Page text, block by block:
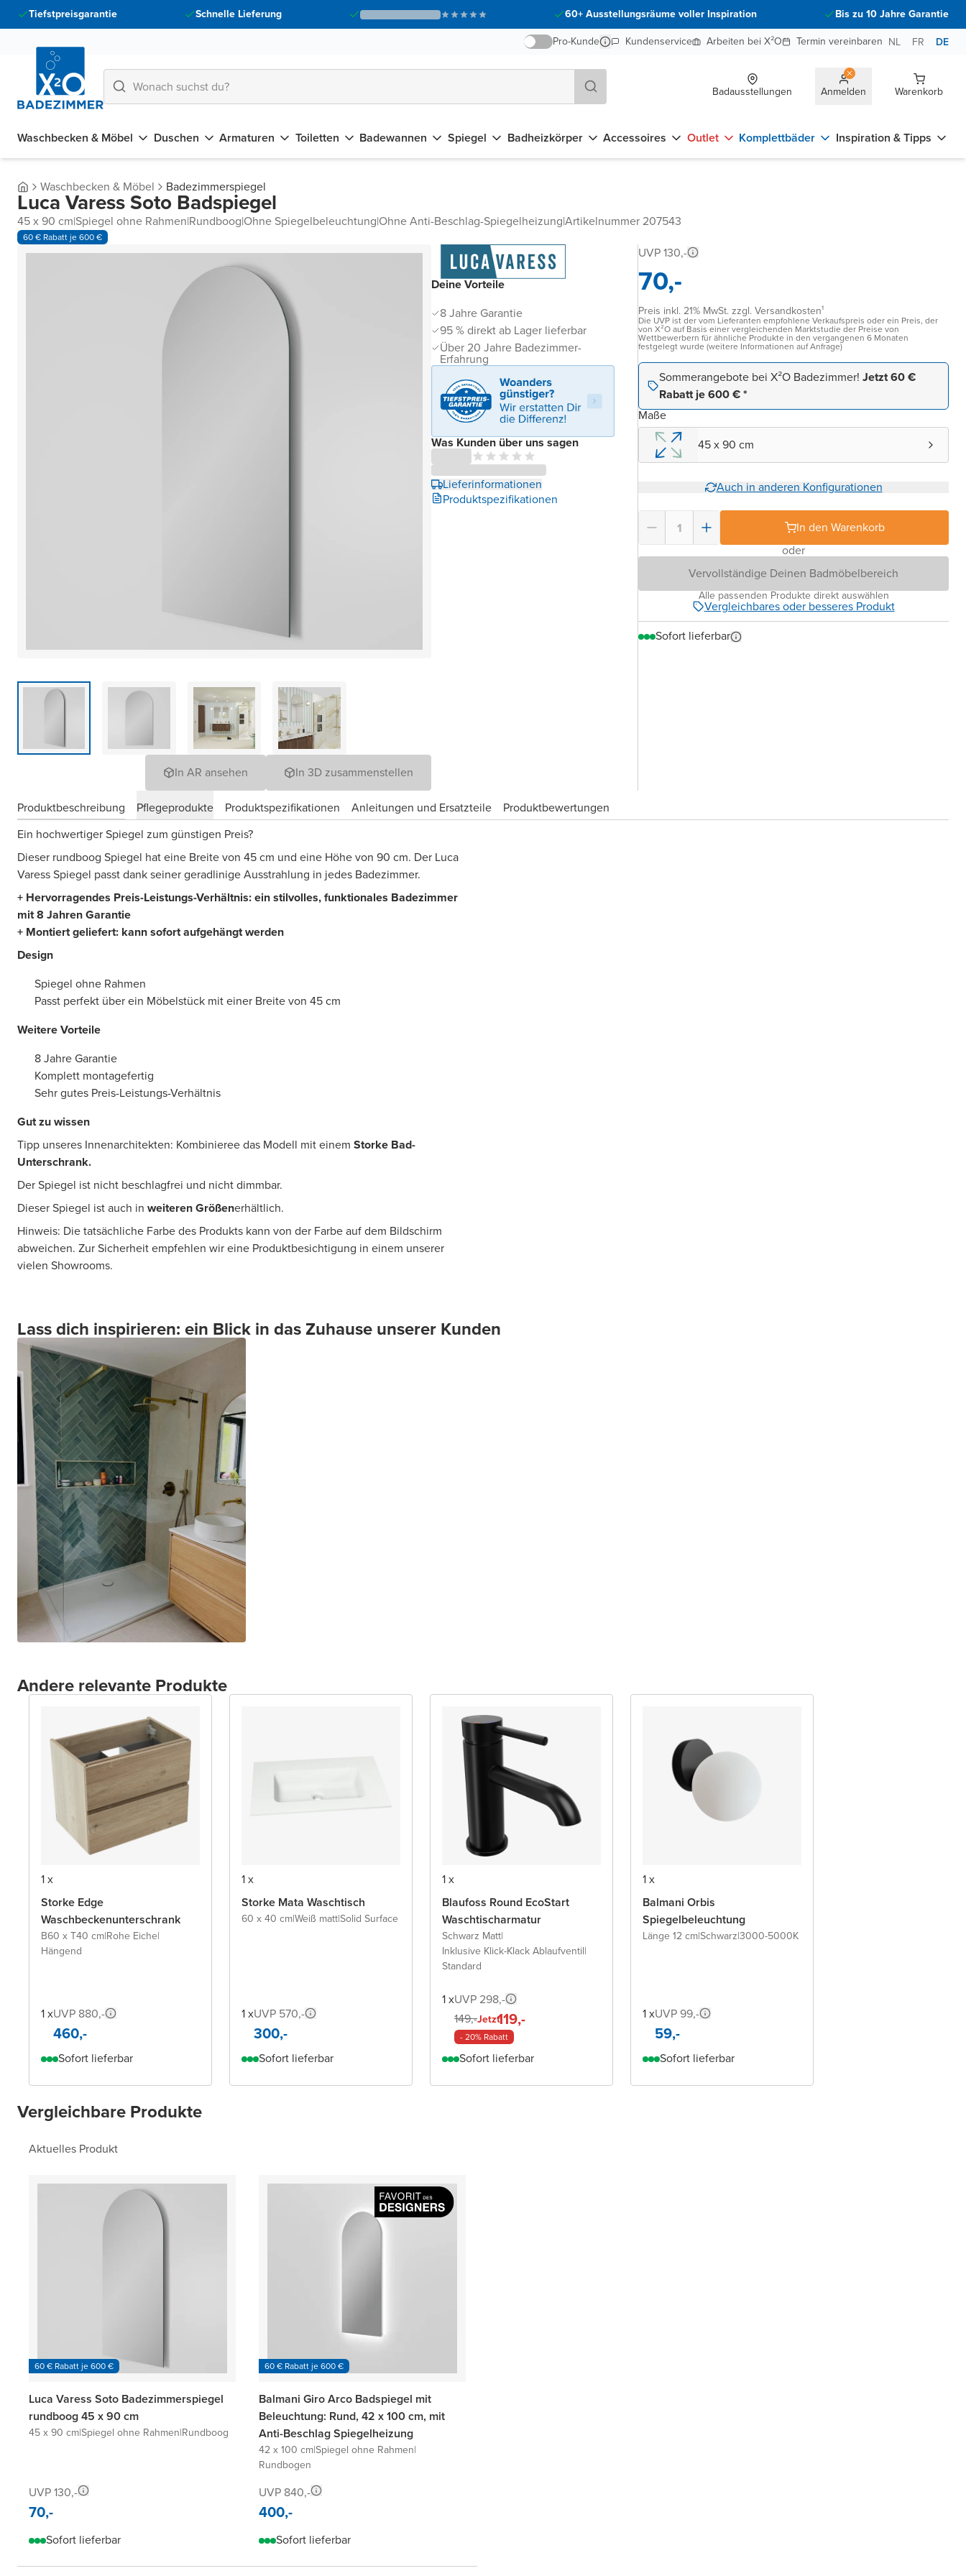
Tiefstpreisgarantie Schnelle Lieferung 60+ Ausstellungsräume voller Inspiration
Bis zu 10 Jahre Garantie
Pro-Kunde
Kundenservice Arbeiten bei X²O Termin vereinbaren NL FR DE
Badausstellungen Anmelden Warenkorb
Waschbecken & Möbel Duschen Armaturen Toiletten Badewannen Spiegel Badheizkörper Accessoires Outlet Komplettbäder Inspiration & Tipps
Waschbecken & Möbel Badezimmerspiegel
Luca Varess Soto Badspiegel
45 x 90 cm|Spiegel ohne Rahmen|Rundboog|Ohne Spiegelbeleuchtung|Ohne Anti-Beschlag-Spiegelheizung|Artikelnummer 207543
60 € Rabatt je 600 €
In AR ansehen In 3D zusammenstellen
Deine Vorteile
8 Jahre Garantie
95 % direkt ab Lager lieferbar
Über 20 Jahre Badezimmer-
Erfahrung
Was Kunden über uns sagen
Lieferinformationen
Produktspezifikationen
UVP 130,-
70,-
Preis inkl. 21% MwSt. zzgl. Versandkosten¹
Die UVP ist der vom Lieferanten empfohlene Verkaufspreis oder ein Preis, der
von X²O auf Basis einer vergleichenden Marktstudie der Preise von
Wettbewerbern für ähnliche Produkte in den vergangenen 6 Monaten
festgelegt wurde (weitere Informationen auf Anfrage)
Sommerangebote bei X²O Badezimmer! Jetzt 60 €
Rabatt je 600 € *
Maße
45 x 90 cm
Auch in anderen Konfigurationen
In den Warenkorb
oder
Vervollständige Deinen Badmöbelbereich
Alle passenden Produkte direkt auswählen
Vergleichbares oder besseres Produkt
Sofort lieferbar
Produktbeschreibung Pflegeprodukte Produktspezifikationen Anleitungen und Ersatzteile
Produktbewertungen
Ein hochwertiger Spiegel zum günstigen Preis?
Dieser rundboog Spiegel hat eine Breite von 45 cm und eine Höhe von 90 cm. Der Luca
Varess Spiegel passt dank seiner geradlinige Ausstrahlung in jedes Badezimmer.
+ Hervorragendes Preis-Leistungs-Verhältnis: ein stilvolles, funktionales Badezimmer
mit 8 Jahren Garantie
+ Montiert geliefert: kann sofort aufgehängt werden
Design
Spiegel ohne Rahmen
Passt perfekt über ein Möbelstück mit einer Breite von 45 cm
Weitere Vorteile
8 Jahre Garantie
Komplett montagefertig
Sehr gutes Preis-Leistungs-Verhältnis
Gut zu wissen
Tipp unseres Innenarchitekten: Kombinieree das Modell mit einem Storke Bad-
Unterschrank.
Der Spiegel ist nicht beschlagfrei und nicht dimmbar.
Dieser Spiegel ist auch in weiteren Größenerhältlich.
Hinweis: Die tatsächliche Farbe des Produkts kann von der Farbe auf dem Bildschirm
abweichen. Zur Sicherheit empfehlen wir eine Produktbesichtigung in einem unserer
vielen Showrooms.
Lass dich inspirieren: ein Blick in das Zuhause unserer Kunden
Andere relevante Produkte
1 x
Storke Edge
Waschbeckenunterschrank
B60 x T40 cm|Rohe Eiche|
Hängend
1 xUVP 880,-
460,-
Sofort lieferbar
1 x
Storke Mata Waschtisch
60 x 40 cm|Weiß matt|Solid Surface
1 xUVP 570,-
300,-
Sofort lieferbar
1 x
Blaufoss Round EcoStart
Waschtischarmatur
Schwarz Matt|
Inklusive Klick-Klack Ablaufventil|
Standard
1 xUVP 298,-
149,-Jetzt119,-
- 20% Rabatt
Sofort lieferbar
1 x
Balmani Orbis
Spiegelbeleuchtung
Länge 12 cm|Schwarz|3000-5000K
1 xUVP 99,-
59,-
Sofort lieferbar
Vergleichbare Produkte
Aktuelles Produkt
60 € Rabatt je 600 €
Luca Varess Soto Badezimmerspiegel
rundboog 45 x 90 cm
45 x 90 cm|Spiegel ohne Rahmen|Rundboog
UVP 130,-
70,-
Sofort lieferbar
60 € Rabatt je 600 €
Balmani Giro Arco Badspiegel mit
Beleuchtung: Rund, 42 x 100 cm, mit
Anti-Beschlag Spiegelheizung
42 x 100 cm|Spiegel ohne Rahmen|
Rundbogen
UVP 840,-
400,-
Sofort lieferbar